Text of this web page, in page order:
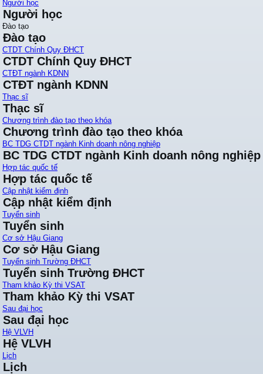
Người học
Người học
Đào tạo
Đào tạo
CTDT Chính Quy ĐHCT
CTDT Chính Quy ĐHCT
CTĐT ngành KDNN
CTĐT ngành KDNN
Thạc sĩ
Thạc sĩ
Chương trình đào tạo theo khóa
Chương trình đào tạo theo khóa
BC TDG CTDT ngành Kinh doanh nông nghiệp
BC TDG CTDT ngành Kinh doanh nông nghiệp
Hợp tác quốc tế
Hợp tác quốc tế
Cập nhật kiểm định
Cập nhật kiểm định
Tuyển sinh
Tuyển sinh
Cơ sở Hậu Giang
Cơ sở Hậu Giang
Tuyển sinh Trường ĐHCT
Tuyển sinh Trường ĐHCT
Tham khảo Kỳ thi VSAT
Tham khảo Kỳ thi VSAT
Sau đại học
Sau đại học
Hệ VLVH
Hệ VLVH
Lịch
Lịch